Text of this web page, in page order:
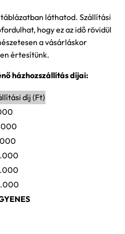
láthatod. Szállítási
hogy ez az idő rövidül
a vásárláskor
értesítünk.
házhozszállítás díjai:
díj (Ft)